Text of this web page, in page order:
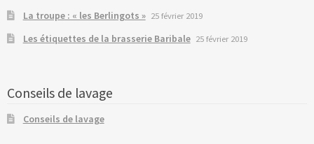
La troupe : « les Berlingots » 25 février 2019
Les étiquettes de la brasserie Baribale 25 février 2019
Conseils de lavage
Conseils de lavage